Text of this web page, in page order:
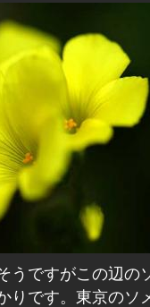
りです。東京のソ